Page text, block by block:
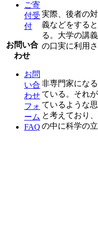
ご寄
付受
付
お問い合
わせ
お問
い合
わせ
フォ
ーム
FAQ
実際、後者の
義などをする
る。大学の講
の口実に利用
非専門家にな
ている。それ
ているような
と考えており
の中に科学の